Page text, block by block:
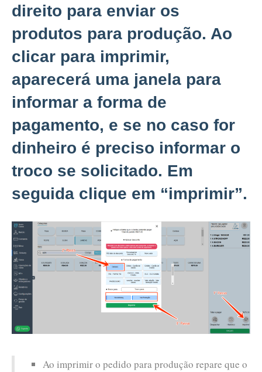
direito para enviar os
produtos para produção. Ao
clicar para imprimir,
aparecerá uma janela para
informar a forma de
pagamento, e se no caso for
dinheiro é preciso informar o
troco se solicitado. Em
seguida clique em “imprimir”.
Ao imprimir o pedido para produção repare que o